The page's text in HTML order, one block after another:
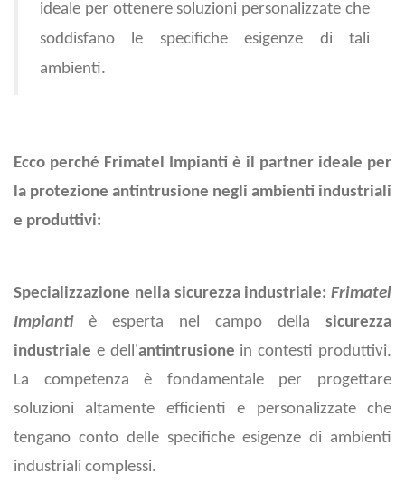
ideale per ottenere soluzioni personalizzate che
soddisfano le specifiche esigenze di tali
ambienti.
Ecco perché Frimatel Impianti è il partner ideale per
la protezione antintrusione negli ambienti industriali
e produttivi:
Specializzazione nella sicurezza industriale: Frimatel
Impianti è esperta nel campo della sicurezza
industriale e dell'antintrusione in contesti produttivi.
La competenza è fondamentale per progettare
soluzioni altamente efficienti e personalizzate che
tengano conto delle specifiche esigenze di ambienti
industriali complessi.